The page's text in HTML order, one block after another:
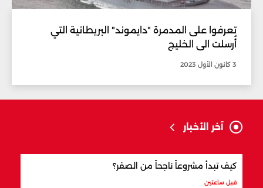
تعرفوا على المدمرة "دايموند" البريطانية التي
أُرسلت الى الخليج
3 كانون الأول 2023
آخر الأخبار
كيف تبدأ مشروعاً ناجحاً من الصفر؟
قبل ساعتين